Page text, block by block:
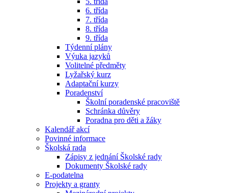
6. třída
7. třída
8. třída
9. třída
Týdenní plány
Výuka jazyků
Volitelné předměty
Lyžařský kurz
Adaptační kurzy
Poradenství
Školní poradenské pracoviště
Schránka důvěry
Poradna pro děti a žáky
Kalendář akcí
Povinné informace
Školská rada
Zápisy z jednání Školské rady
Dokumenty Školské rady
E-podatelna
Projekty a granty